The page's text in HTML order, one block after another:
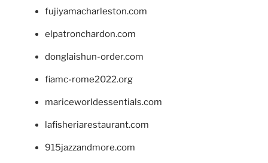
fujiyamacharleston.com
elpatronchardon.com
donglaishun-order.com
fiamc-rome2022.org
mariceworldessentials.com
lafisheriarestaurant.com
915jazzandmore.com